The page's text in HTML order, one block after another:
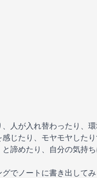
人が入れ替わったり、
じたり、モヤモヤした
諦めたり、自分の気持
でノートに書き出してみ